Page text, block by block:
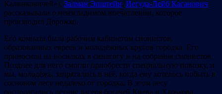
Калинковичей»), Залман Эпштейн, Иегуда-Лейб Каганович
рассказывали о неизгладимом впечатлении, которое
производил Дорожко.
Его комната была рабочим кабинетом сионистов,
образованных евреев и молодёжных кругов городка. Его
приносили на носилках в синагогу и на собрания сионистов.
Позднее для него смогли приобрести специальную повозку, и
мы, молодёжь, запрягались в неё, когда ему хотелось побыть в
сосновом лесу недалеко от городка. В этом лесу
располагались летние лагеря богачей Киева и Харькова,